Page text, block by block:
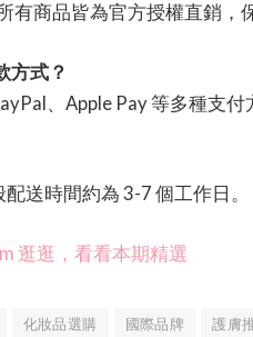
有商品皆為官方授權直銷，
方式？
、Apple Pay 等多種支付
送時間約為 3-7 個工作日。
逛逛，看看本期精選
化妝品選購 國際品牌 護膚